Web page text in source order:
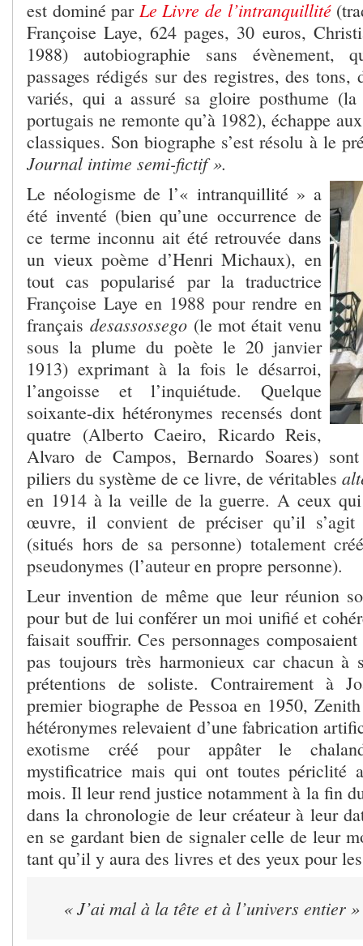
est dominé par Le Livre de l’intranquillité
Françoise Laye, 624 pages, 30 euros,
1988) autobiographie sans évènement,
passages rédigés sur des registres, des tons,
variés, qui a assuré sa gloire posthume
portugais ne remonte qu’à 1982), échappe
classiques. Son biographe s’est résolu à le
Journal intime semi-fictif ».
Le néologisme de l’« intranquillité » a
été inventé (bien qu’une occurrence de
ce terme inconnu ait été retrouvée dans
un vieux poème d’Henri Michaux), en
tout cas popularisé par la traductrice
Françoise Laye en 1988 pour rendre en
français desassossego (le mot était venu
sous la plume du poète le 20 janvier
1913) exprimant à la fois le désarroi,
l’angoisse et l’inquiétude. Quelque
soixante-dix hétéronymes recensés dont
quatre (Alberto Caeiro, Ricardo Reis,
Alvaro de Campos, Bernardo Soares)
piliers du système de ce livre, de véritables
en 1914 à la veille de la guerre. A ceux
œuvre, il convient de préciser qu’il s’agit
(situés hors de sa personne) totalement
pseudonymes (l’auteur en propre personne).
Leur invention de même que leur réunion
pour but de lui conférer un moi unifié et
faisait souffrir. Ces personnages
pas toujours très harmonieux car chacun à
prétentions de soliste. Contrairement à
premier biographe de Pessoa en 1950,
hétéronymes relevaient d’une fabrication
exotisme créé pour appâter le
mystificatrice mais qui ont toutes périclité
mois. Il leur rend justice notamment à la fin
dans la chronologie de leur créateur à leur
en se gardant bien de signaler celle de leur
tant qu’il y aura des livres et des yeux pour
« J’ai mal à la tête et à l’univers entier »